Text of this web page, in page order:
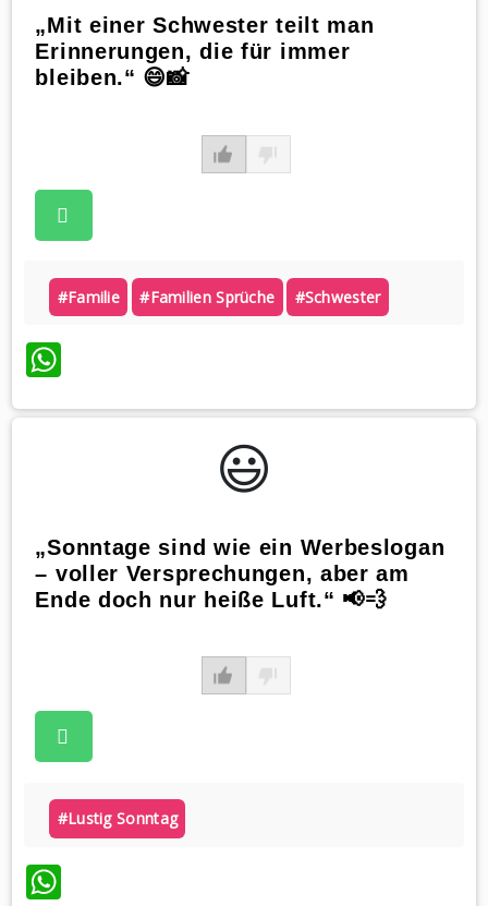
„Mit einer Schwester teilt man
Erinnerungen, die für immer
bleiben.“ 😄📸
#familie #familien Sprüche #schwester
WhatsApp
😃️
„Sonntage sind wie ein Werbeslogan
– voller Versprechungen, aber am
Ende doch nur heiße Luft.“ 📢💨
#lustig Sonntag
WhatsApp